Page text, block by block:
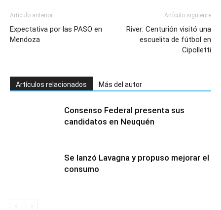
Artículo anterior
Expectativa por las PASO en
Mendoza
Artículo siguiente
River: Centurión visitó una
escuelita de fútbol en
Cipolletti
Artículos relacionados Más del autor
Consenso Federal presenta sus
candidatos en Neuquén
Se lanzó Lavagna y propuso mejorar el
consumo